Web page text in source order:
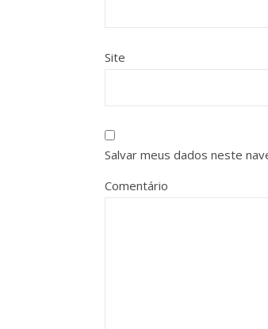
Site
Salvar meus dados neste
Comentário